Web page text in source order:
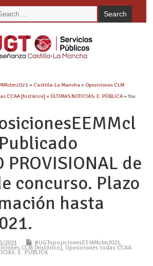
» Castilla-La Mancha » Oposiciones CLM
CCAA [histórico] »ÚLTIMAS NOTICIAS: E. PÚBLICA» You
PROVISIONAL de
concurso. Plazo
hasta
2021 #UGToposicionesEEMMclm2021,
CLM [histórico], Oposiciones todas CCAA
E. PÚBLICA